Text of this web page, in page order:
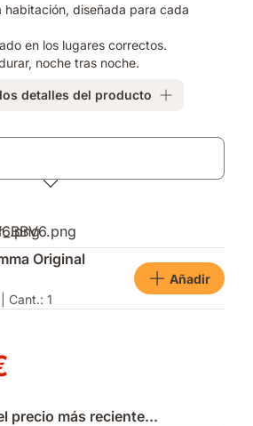
habitación, diseñada para cada
en los lugares correctos.
noche tras noche.
detalles del producto
Original
Cant.: 1
Añadir
precio más reciente...